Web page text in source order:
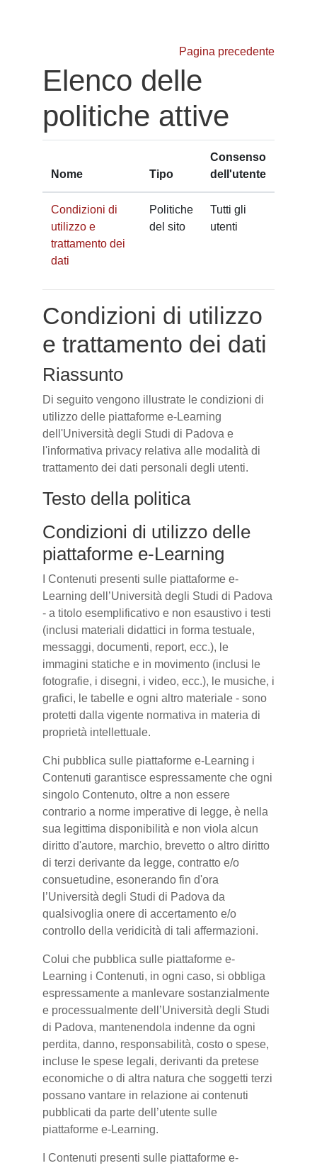
Pagina precedente
Elenco delle
politiche attive
Nome Tipo
Consenso
dell'utente
Condizioni di
utilizzo e
trattamento dei
dati
Politiche
del sito
Tutti gli
utenti
Condizioni di utilizzo
e trattamento dei dati
Riassunto
Di seguito vengono illustrate le condizioni di
utilizzo delle piattaforme e-Learning
dell'Università degli Studi di Padova e
l'informativa privacy relativa alle modalità di
trattamento dei dati personali degli utenti.
Testo della politica
Condizioni di utilizzo delle
piattaforme e-Learning
I Contenuti presenti sulle piattaforme e-
Learning dell’Università degli Studi di Padova
- a titolo esemplificativo e non esaustivo i testi
(inclusi materiali didattici in forma testuale,
messaggi, documenti, report, ecc.), le
immagini statiche e in movimento (inclusi le
fotografie, i disegni, i video, ecc.), le musiche, i
grafici, le tabelle e ogni altro materiale - sono
protetti dalla vigente normativa in materia di
proprietà intellettuale.
Chi pubblica sulle piattaforme e-Learning i
Contenuti garantisce espressamente che ogni
singolo Contenuto, oltre a non essere
contrario a norme imperative di legge, è nella
sua legittima disponibilità e non viola alcun
diritto d'autore, marchio, brevetto o altro diritto
di terzi derivante da legge, contratto e/o
consuetudine, esonerando fin d'ora
l’Università degli Studi di Padova da
qualsivoglia onere di accertamento e/o
controllo della veridicità di tali affermazioni.
Colui che pubblica sulle piattaforme e-
Learning i Contenuti, in ogni caso, si obbliga
espressamente a manlevare sostanzialmente
e processualmente dell’Università degli Studi
di Padova, mantenendola indenne da ogni
perdita, danno, responsabilità, costo o spese,
incluse le spese legali, derivanti da pretese
economiche o di altra natura che soggetti terzi
possano vantare in relazione ai contenuti
pubblicati da parte dell’utente sulle
piattaforme e-Learning.
I Contenuti presenti sulle piattaforme e-